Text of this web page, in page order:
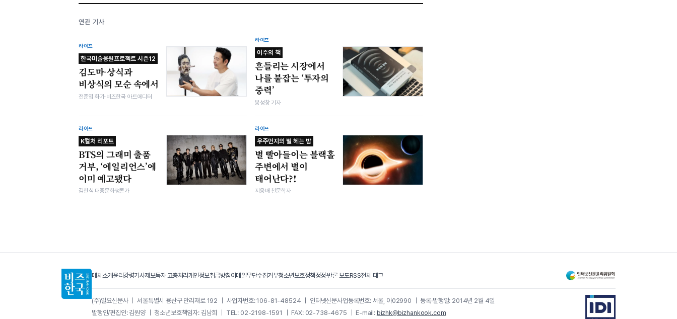
연관 기사
라이프
한국미술응원프로젝트 시즌12
김도마-상식과
비상식의 모순 속에서
전준엽 화가·비즈한국 아트에디터
라이프
이주의 책
흔들리는 시장에서
나를 붙잡는 ‘투자의
중력’
봉성창 기자
라이프
K컬처 리포트
BTS의 그래미 출품
거부, ‘에일리언스’에
이미 예고됐다
김헌식 대중문화평론가
라이프
우주먼지의 별 헤는 밤
별 빨아들이는 블랙홀
주변에서 별이
태어난다?!
지웅배 천문학자
매체소개윤리강령기사제보독자 고충처리개인정보취급방침이메일무단수집거부청소년보호정책정정·반론 보도RSS전체 태그
(주)일요신문사｜서울특별시 용산구 만리재로 192 사업자번호: 106-81-48524 인터넷신문사업등록번호: 서울, 아02990 ｜등록·발행일: 2014년 2월 4일
발행인/편집인: 김원양｜ 청소년보호책임자: 김남희 TEL: 02-2198-1591 FAX: 02-738-4675 E-mail: bizhk@bizhankook.com